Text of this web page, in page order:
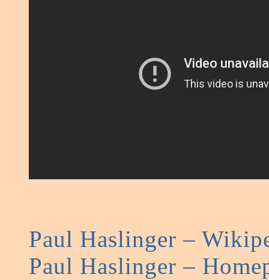
Paul Haslinger –
Paul Haslinger –